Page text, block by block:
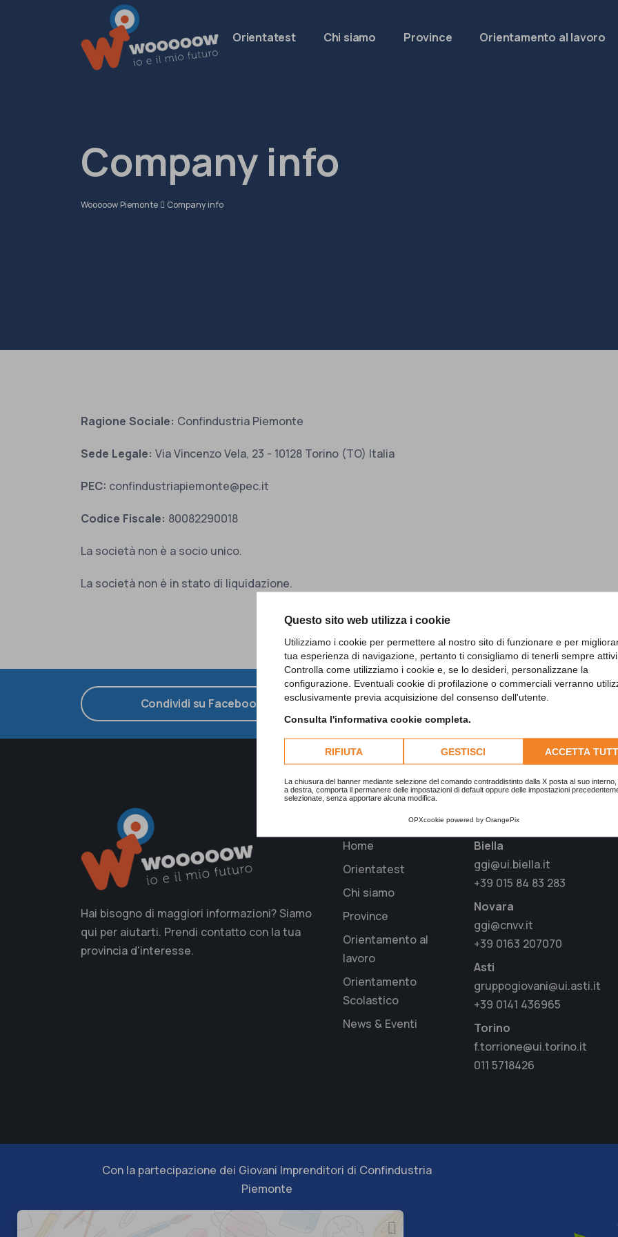
Questo sito web utilizza i cookie
Utilizziamo i cookie per permettere al nostro sito di funzionare e per
tua esperienza di navigazione, pertanto ti consigliamo di tenerli sempre
Controlla come utilizziamo i cookie e, se lo desideri, personalizzane la
configurazione. Eventuali cookie di profilazione o commerciali verranno
esclusivamente previa acquisizione del consenso dell'utente.
Consulta l'informativa cookie completa.
RIFIUTA GESTISCI ACCETTA
La chiusura del banner mediante selezione del comando contraddistinto dalla X posta al suo interno,
a destra, comporta il permanere delle impostazioni di default oppure delle impostazioni
selezionate, senza apportare alcuna modifica.
OPXcookie powered by OrangePix
Orientatest Chi siamo Province Orientamento al lavoro
Company info
Wooooow Piemonte Company info
Ragione Sociale: Confindustria Piemonte
Sede Legale: Via Vincenzo Vela, 23 - 10128 Torino (TO) Italia
PEC: confindustriapiemonte@pec.it
Codice Fiscale: 80082290018
La società non è a socio unico.
La società non è in stato di liquidazione.
Condividi su Facebook Condividi su WhatsApp
Hai bisogno di maggiori informazioni? Siamo
qui per aiutarti. Prendi contatto con la tua
provincia d'interesse.
Home
Orientatest
Chi siamo
Province
Orientamento al
lavoro
Orientamento
Scolastico
News & Eventi
Provincie aderenti
Biella
ggi@ui.biella.it
+39 015 84 83 283
Novara
ggi@cnvv.it
+39 0163 207070
Asti
gruppogiovani@ui.asti.it
+39 0141 436965
Torino
f.torrione@ui.torino.it
011 5718426
Con la partecipazione dei Giovani Imprenditori di Confindustria
Piemonte